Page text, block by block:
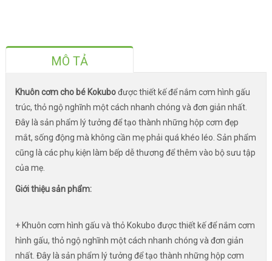
MÔ TẢ
Khuôn cơm cho bé Kokubođược thiết kế để nắm cơm hình gấu
trúc, thỏ ngộ nghĩnh một cách nhanh chóng và đơn giản nhất.
Đây là sản phẩm lý tưởng để tạo thành những hộp cơm đẹp
mắt, sống động mà không cần mẹ phải quá khéo léo. Sản phẩm
cũng là các phụ kiện làm bếp dễ thương để thêm vào bộ sưu tập
của mẹ.
Giới thiệu sản phẩm:
+ Khuôn cơm hình gấu và thỏ Kokubo được thiết kế để nắm cơm
hình gấu, thỏ ngộ nghĩnh một cách nhanh chóng và đơn giản
nhất. Đây là sản phẩm lý tưởng để tạo thành những hộp cơm